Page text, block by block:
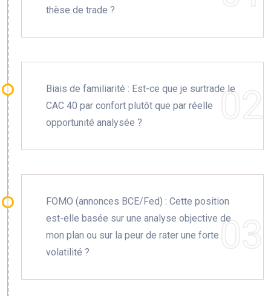
thèse de trade ?
Biais de familiarité : Est-ce que je surtrade le
CAC 40 par confort plutôt que par réelle
opportunité analysée ?
FOMO (annonces BCE/Fed) : Cette position
est-elle basée sur une analyse objective de
mon plan ou sur la peur de rater une forte
volatilité ?